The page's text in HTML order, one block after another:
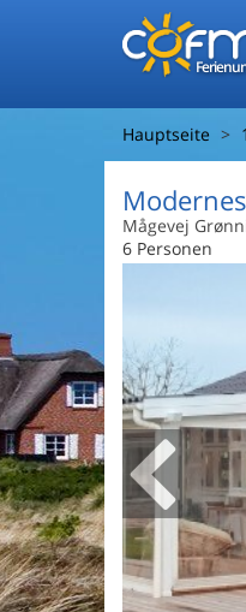
Hauptseite
Mågevej
6 Personen